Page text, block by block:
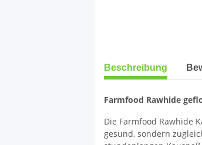
weitere Registerkarten
Beschreibung
Farmfood Rawhide
Die Farmfood Rawhide
gesund, sondern